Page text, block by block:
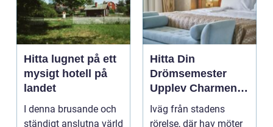
Hitta lugnet på ett
mysigt hotell på
landet
I denna brusande och
ständigt anslutna värld
Hitta Din
Drömsemester
Upplev Charmen
med Hotell i
Halland
Iväg från stadens
rörelse, där hav möter